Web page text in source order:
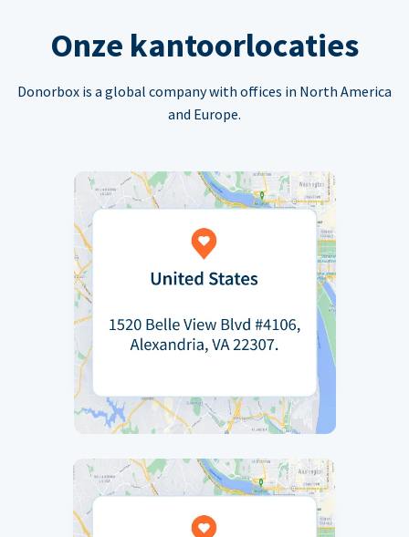
Onze kantoorlocaties
Donorbox is a global company with offices in North America
and Europe.